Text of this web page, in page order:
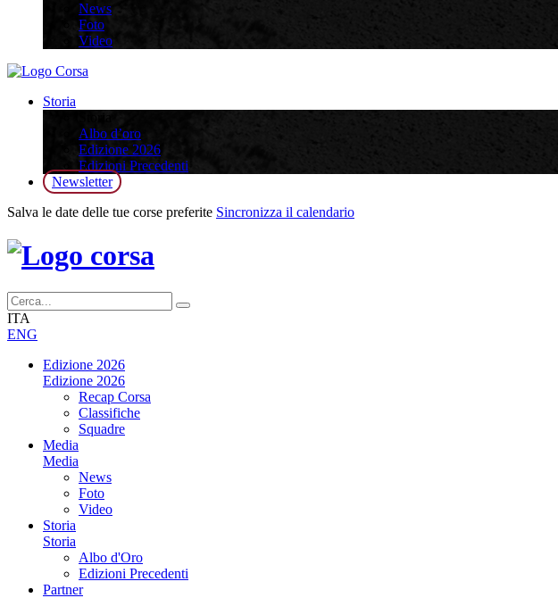
News
Foto
Video
Storia
Albo d’oro
Edizione 2026
Edizioni Precedenti
Newsletter
Salva le date delle tue corse preferite Sincronizza il calendario
ITA
ENG
Edizione 2026
Edizione 2026
Recap Corsa
Classifiche
Squadre
Media
Media
News
Foto
Video
Storia
Storia
Albo d'Oro
Edizioni Precedenti
Partner